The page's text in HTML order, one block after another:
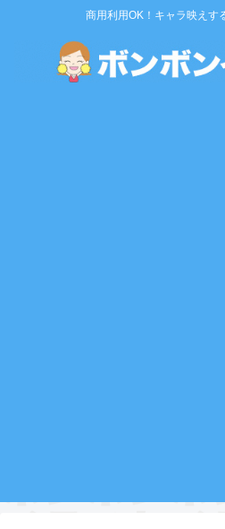
商用利用OK！キャラ映えす